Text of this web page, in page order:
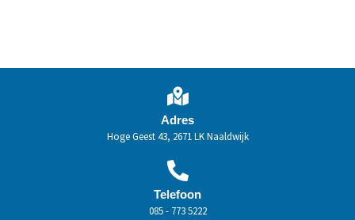
Adres
Hoge Geest 43, 2671 LK Naaldwijk
Telefoon
085 - 773 5222